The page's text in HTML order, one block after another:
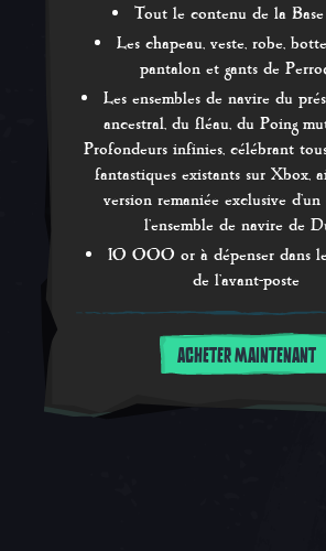
Tout le contenu de la
Les chapeau, veste, robe,
pantalon et gants de
Les ensembles de navire du
ancestral, du fléau, du Poing
Profondeurs infinies, célébrant
fantastiques existants sur Xbox,
version remaniée exclusive d'un
l'ensemble de navire de
10 000 or à dépenser dans
de l'avant-poste
ACHETER MAINTENANT